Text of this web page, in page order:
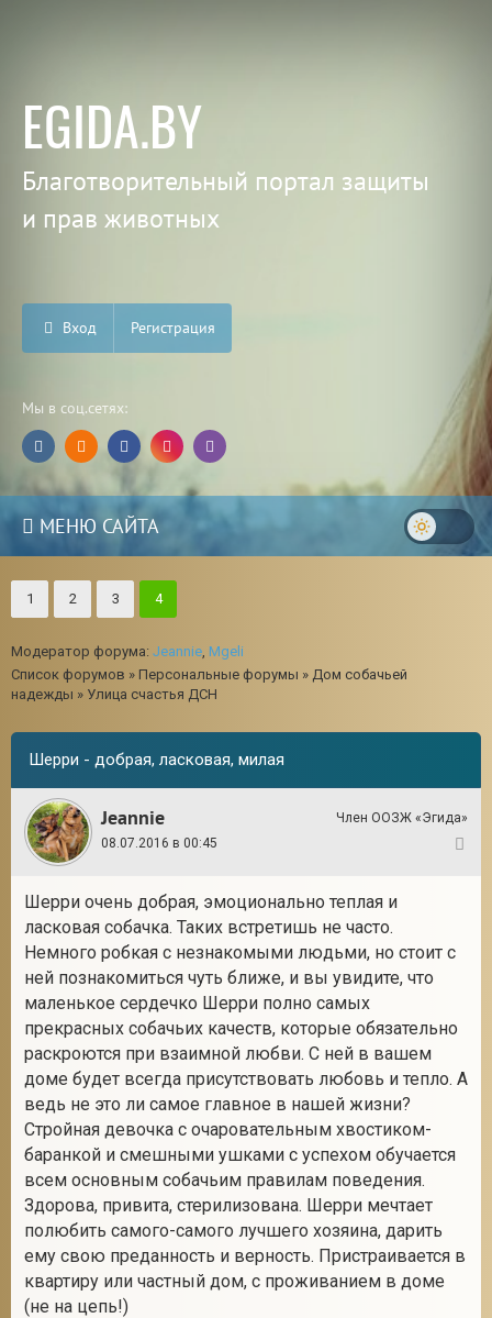
EGIDA.BY
Благотворительный портал защиты
и прав животных
Вход Регистрация
Мы в соц.сетях:
МЕНЮ САЙТА
1 2 3 4
Модератор форума: Jeannie, Mgeli
Список форумов » Персональные форумы » Дом собачьей
надежды » Улица счастья ДСН
Шерри - добрая, ласковая, милая
Jeannie
Член ООЗЖ «Эгида»
08.07.2016 в 00:45
Шерри очень добрая, эмоционально теплая и
ласковая собачка. Таких встретишь не часто.
Немного робкая с незнакомыми людьми, но стоит с
ней познакомиться чуть ближе, и вы увидите, что
маленькое сердечко Шерри полно самых
прекрасных собачьих качеств, которые обязательно
раскроются при взаимной любви. С ней в вашем
доме будет всегда присутствовать любовь и тепло. А
ведь не это ли самое главное в нашей жизни?
Стройная девочка с очаровательным хвостиком-
баранкой и смешными ушками с успехом обучается
всем основным собачьим правилам поведения.
Здорова, привита, cтерилизована. Шерри мечтает
полюбить самого-самого лучшего хозяина, дарить
ему свою преданность и верность. Пристраивается в
квартиру или частный дом, с проживанием в доме
(не на цепь!)